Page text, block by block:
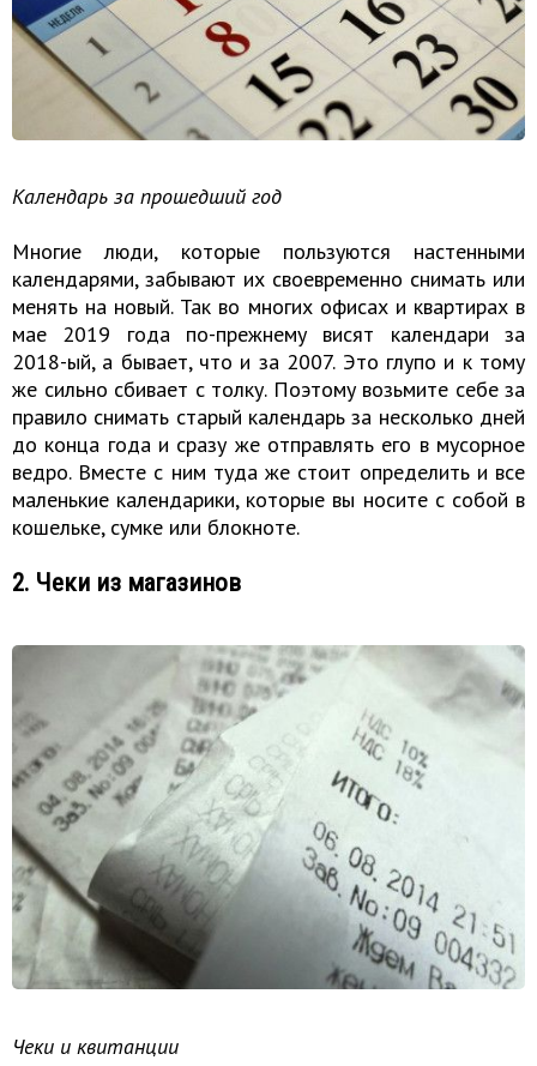
Календарь за прошедший год
Многие люди, которые пользуются настенными
календарями, забывают их своевременно снимать или
менять на новый. Так во многих офисах и квартирах в
мае 2019 года по-прежнему висят календари за
2018-ый, а бывает, что и за 2007. Это глупо и к тому
же сильно сбивает с толку. Поэтому возьмите себе за
правило снимать старый календарь за несколько дней
до конца года и сразу же отправлять его в мусорное
ведро. Вместе с ним туда же стоит определить и все
маленькие календарики, которые вы носите с собой в
кошельке, сумке или блокноте.
2. Чеки из магазинов
Чеки и квитанции